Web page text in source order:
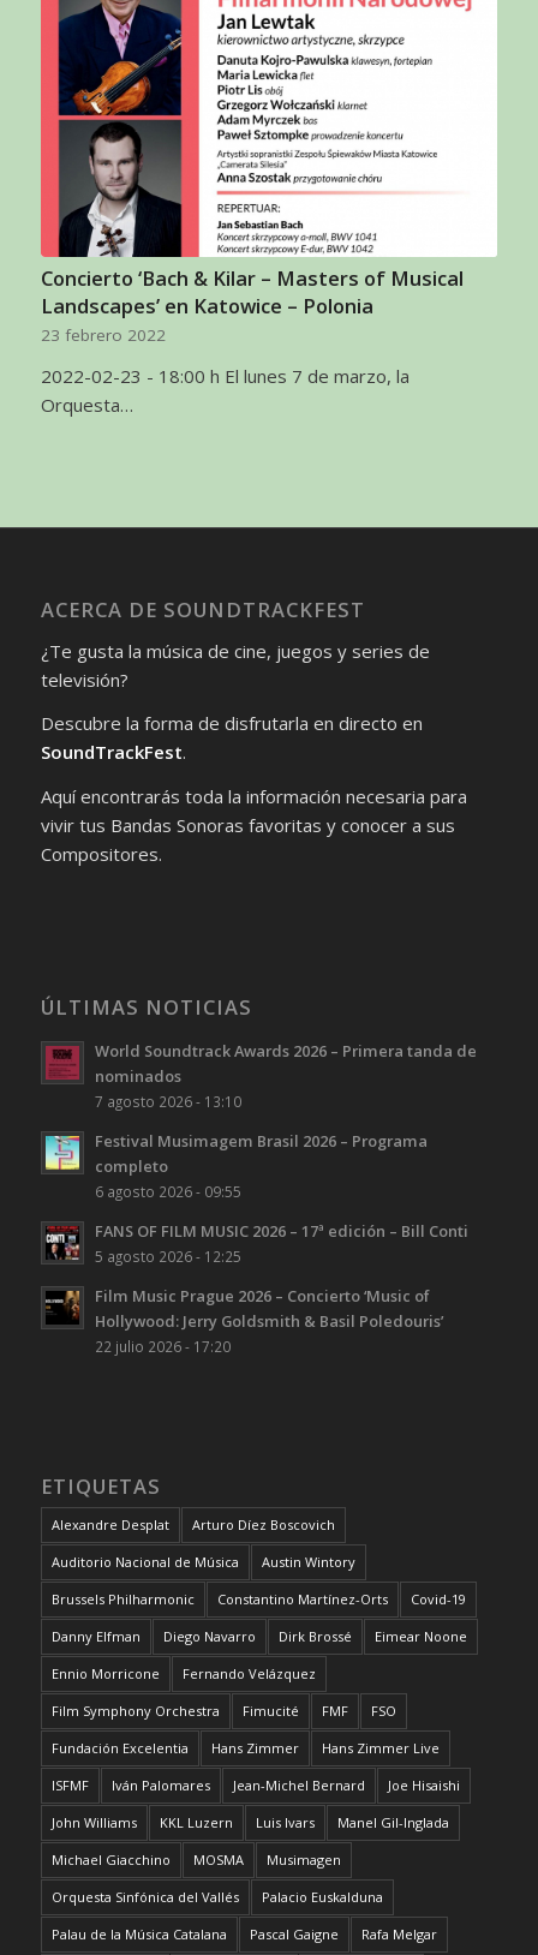
Concierto ‘Bach & Kilar – Masters of Musical
Landscapes’ en Katowice – Polonia
23 febrero 2022
2022-02-23 - 18:00 h El lunes 7 de marzo, la
Orquesta…
ACERCA DE SOUNDTRACKFEST
¿Te gusta la música de cine, juegos y series de
televisión?
Descubre la forma de disfrutarla en directo en
SoundTrackFest.
Aquí encontrarás toda la información necesaria para
vivir tus Bandas Sonoras favoritas y conocer a sus
Compositores.
ÚLTIMAS NOTICIAS
World Soundtrack Awards 2026 – Primera tanda de
nominados
7 agosto 2026 - 13:10
Festival Musimagem Brasil 2026 – Programa
completo
6 agosto 2026 - 09:55
FANS OF FILM MUSIC 2026 – 17ª edición – Bill Conti
5 agosto 2026 - 12:25
Film Music Prague 2026 – Concierto ‘Music of
Hollywood: Jerry Goldsmith & Basil Poledouris’
22 julio 2026 - 17:20
ETIQUETAS
Alexandre Desplat Arturo Díez Boscovich
Auditorio Nacional de Música Austin Wintory
Brussels Philharmonic Constantino Martínez-Orts Covid-19
Danny Elfman Diego Navarro Dirk Brossé Eimear Noone
Ennio Morricone Fernando Velázquez
Film Symphony Orchestra Fimucité FMF FSO
Fundación Excelentia Hans Zimmer Hans Zimmer Live
ISFMF Iván Palomares Jean-Michel Bernard Joe Hisaishi
John Williams KKL Luzern Luis Ivars Manel Gil-Inglada
Michael Giacchino MOSMA Musimagen
Orquesta Sinfónica del Vallés Palacio Euskalduna
Palau de la Música Catalana Pascal Gaigne Rafa Melgar